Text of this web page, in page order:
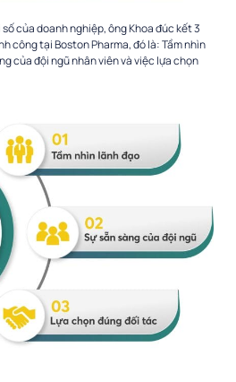
của doanh nghiệp, ông Khoa đúc kết 3
công tại Boston Pharma, đó là: Tầm nhìn
của đội ngũ nhân viên và việc lựa chọn